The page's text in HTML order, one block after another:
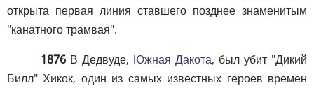
открыта первая линия ставшего позднее знаменитым
"канатного трамвая".
1876 В Дедвуде, Южная Дакота, был убит "Дикий
Билл" Хикок, один из самых известных героев времен